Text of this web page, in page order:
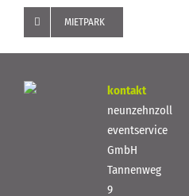
MIETPARK
kontakt
neunzehnzoll
eventservice
GmbH
Tannenweg
9